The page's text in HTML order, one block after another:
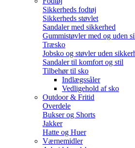
Sikkerheds fodtøj
Sikkerheds støvlet
Sandaler med sikkerhed
Gummistøvler med og uden
Træsko
Jobsko og støvler uden
Sandaler til komfort og stil
Tilbehør til sko
Indlægssåler
Vedligehold af sko
Outdoor & Fritid
Overdele
Bukser og Shorts
Jakker
Hatte og Huer
Værnemidler